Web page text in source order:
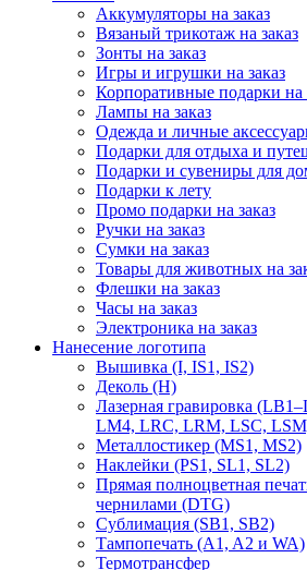
Аккумуляторы на заказ
Вязаный трикотаж на заказ
Зонты на заказ
Игры и игрушки на заказ
Корпоративные подарки на
Лампы на заказ
Одежда и личные
Подарки для отдыха и
Подарки и сувениры для
Подарки к лету
Промо подарки на заказ
Ручки на заказ
Сумки на заказ
Товары для животных на
Флешки на заказ
Часы на заказ
Электроника на заказ
Нанесение логотипа
Вышивка (I, IS1, IS2)
Деколь (H)
Лазерная гравировка
LM4, LRC, LRM, LSC,
Металлостикер (MS1, MS2)
Наклейки (PS1, SL1, SL2)
Прямая полноцветная
чернилами (DTG)
Сублимация (SB1, SB2)
Тампопечать (A1, A2 и WA)
Термотрансфер